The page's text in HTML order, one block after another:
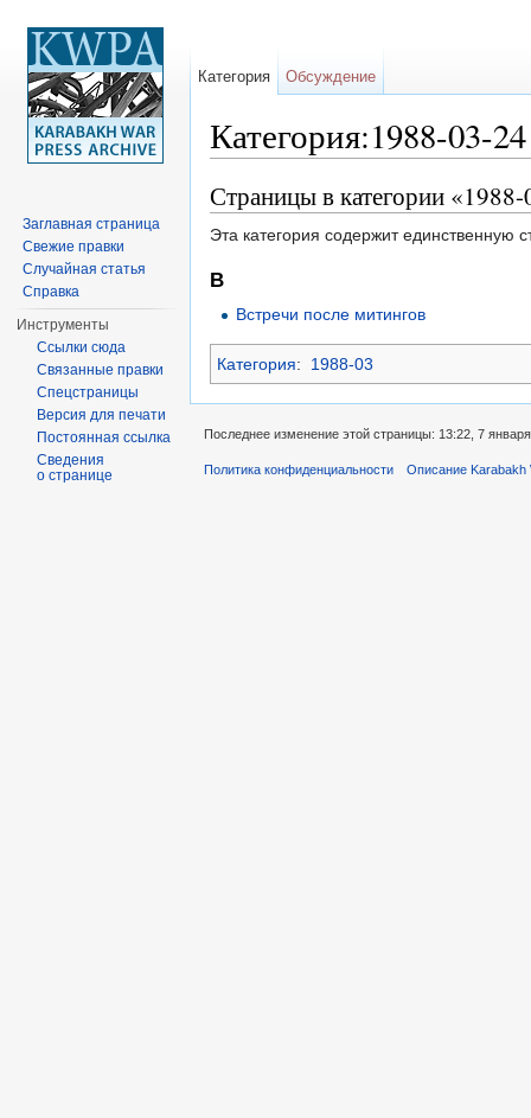
Категория:1988-03-24
Страницы в категории
Эта категория содержит единственную
В
Встречи после митингов
Категория: 1988-03
Категория Обсуждение
Заглавная страница
Свежие правки
Случайная статья
Справка
Инструменты
Ссылки сюда
Связанные правки
Спецстраницы
Версия для печати
Постоянная ссылка
Сведения
о странице
Последнее изменение этой страницы: 13:22, 7
Политика конфиденциальности Описание Karabakh